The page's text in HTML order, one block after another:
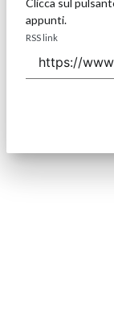
Clicca sul
appunti.
RSS link